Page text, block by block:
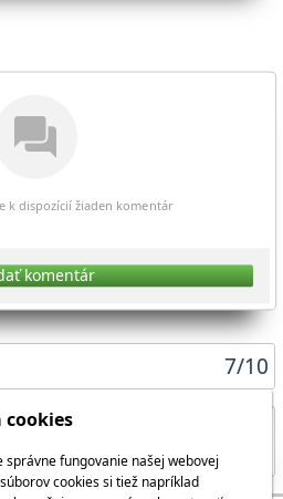
7/10
aktuálnu stránku
k dispozícií žiaden komentár
komentár
cookies
fungovanie našej webovej
cookies si tiež napríklad